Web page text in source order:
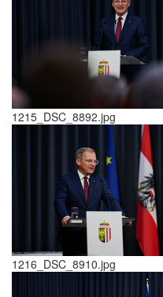
1215_DSC_8892.jpg
1216_DSC_8910.jpg